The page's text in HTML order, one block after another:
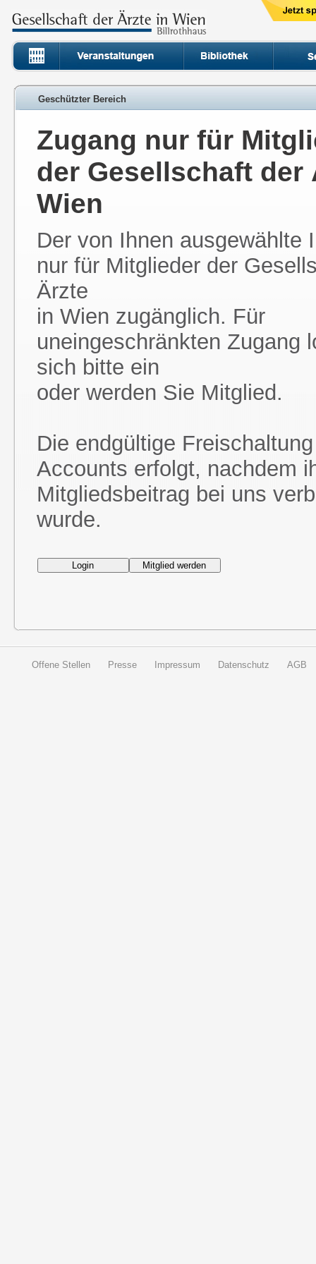
Geschützter Bereich
Zugang nur für
der Gesellschaft der
Wien
Der von Ihnen ausgewählte
nur für Mitglieder der
Ärzte
in Wien zugänglich. Für
uneingeschränkten Zugang
sich bitte ein
oder werden Sie Mitglied.
Die endgültige
Accounts erfolgt, nachdem
Mitgliedsbeitrag bei uns
wurde.
Offene Stellen Presse Impressum Datenschutz AGB